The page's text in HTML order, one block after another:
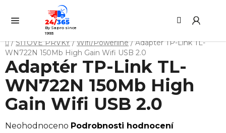
obsah
By Sapro since
1993
Domů
/ SÍŤOVÉ PRVKY / Wifi/Powerline / Adaptér TP-Link TL-
WN722N 150Mb High Gain Wifi USB 2.0
Adaptér TP-Link TL-
WN722N 150Mb High
Gain Wifi USB 2.0
Průměrné
Neohodnoceno Podrobnosti hodnocení